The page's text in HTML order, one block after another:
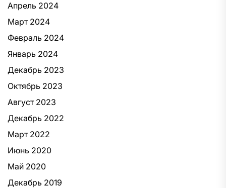
Апрель 2024
Март 2024
Февраль 2024
Январь 2024
Декабрь 2023
Октябрь 2023
Август 2023
Декабрь 2022
Март 2022
Июнь 2020
Май 2020
Декабрь 2019